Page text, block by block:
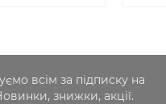
всім за підписку на
знижки, акції.